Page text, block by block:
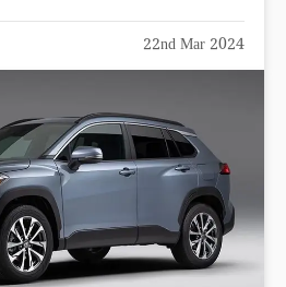
22nd Mar 2024